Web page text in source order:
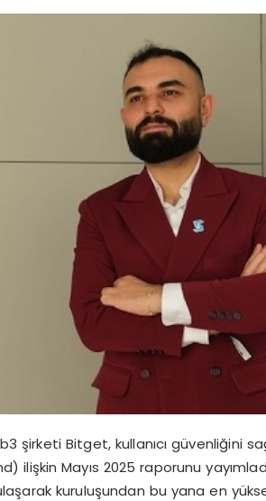
şirketi Bitget, kullanıcı güvenliğini
Mayıs 2025 raporunu
kuruluşundan bu yana en